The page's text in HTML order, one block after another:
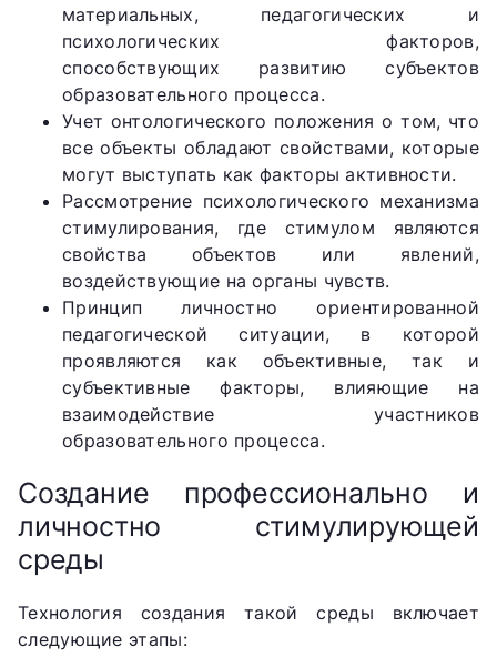
материальных, педагогических и
психологических факторов,
способствующих развитию субъектов
образовательного процесса.
Учет онтологического положения о том, что
все объекты обладают свойствами, которые
могут выступать как факторы активности.
Рассмотрение психологического механизма
стимулирования, где стимулом являются
свойства объектов или явлений,
воздействующие на органы чувств.
Принцип личностно ориентированной
педагогической ситуации, в которой
проявляются как объективные, так и
субъективные факторы, влияющие на
взаимодействие участников
образовательного процесса.
Создание профессионально и
личностно стимулирующей
среды
Технология создания такой среды включает
следующие этапы: